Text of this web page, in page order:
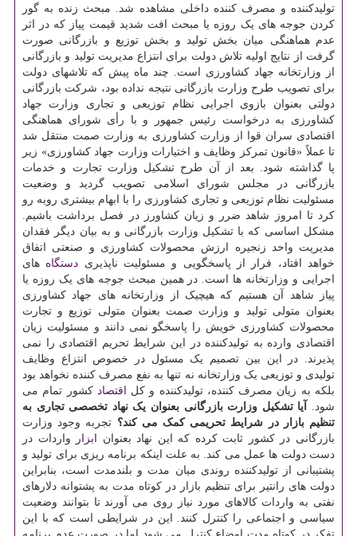
تولیدکننده و مصرف کننده داخلی مشاهده شد. مبحث زنده به گور
کردن جوجه های یک روزه یا مبحث افت شدید قیمت پیاز که در اثر
عدم هماهنگی میان بخش تولید و بخش توزیع و بازرگانی صورت
گرفت از نتایج اولیه تلاش دولت برای انتزاع مدیریت تولید و بازرگانی
از وزارتخانه جهاد کشاورزی است. چند ماه پیش که تلاشهای دولت
برای تصویب طرح وزارت بازرگانی نتیجه نداده بود، شرکت بازرگانی
دولتی بعنوان بازوی اجرایی نظام توزیعی و تجاری وزارت جهاد
کشاورزی به درخواست رئیس جمهور و با رأی شورای هماهنگی
اقتصادی سران قوا از وزارت کشاورزی به وزارت صمت منتقل شد
تا عملاً «قانون تمرکز وظایف و اختیارات وزارت جهاد کشاورزی» زیر
پا گذاشته شود. بعد از آن طرح تشکیل وزارت تجارت و خدمات
بازرگانی در مجلس شورای اسلامی تصویب گردید و وضعیت
مسئولیت نظام توزیعی و تجاری کشاورزی را با ابهام بیشتری روبه رو
کرد تا امروز شاهد ضرر و زیان کشاورز در فصل برداشت باشیم.
مشکل اساسی که با تشکیل وزارت بازرگانی و به بیان دیگر فقدان
مدیریت واحد زنجیره ارزش محصولات کشاورزی و صنعتی اتفاق
خواهد افتاد، فرار از پاسخگویی و مسئولیت ناپذیری دستگاه های
اجرایی و وزارتخانه ها است. در همین مبحث جوجه های یک روزه یا
پیاز شاهد آن هستیم که هیچیک از وزارتخانه های جهاد کشاورزی
بعنوان متولی تولید و وزارت صمت بعنوان متولی توزیع و تجارت
محصولات کشاورزی خویش را پاسخگو نمی دانند و مسئولیت زیان
اقتصادی وارده به تولیدکننده در این شرایط تحریم اقتصادی را نمی
پذیرند. در این بین تصمیم یک مسئول در خصوص انتزاع وظایف
تولیدی و توزیعی یک وزارتخانه نه تنها به نفع مصرف کننده نخواهد بود
بلکه به زیان مصرف کننده، تولیدکننده و کل
اقتصاد کشور تمام می
شود.
آیا تشکیل وزارت بازرگانی بعنوان یک نهاد تخصصی تجاری به
تنظیم بازار در شرایط تحریمی کمک می کند؟ تجربه وجود وزارت
بازرگانی در کشور ثابت کرده که این نهاد بعنوان
ابزار
واردات در
دست دولت ها عمل می کند. به علت اینکه برنامه ریزی برای تولید و
پشتیبانی از تولیدکننده روندی میان مدت و بلندمدت است، بنابراین
دولت های رانتیر برای تنظیم بازار در کوتاه مدت به پشتوانه دلارهای
نفتی به واردات کالاهای مورد نیاز روی می آورند تا بتوانند وضعیت
سیاسی و اجتماعی را کنترل کنند. این در شرایطی است که با این